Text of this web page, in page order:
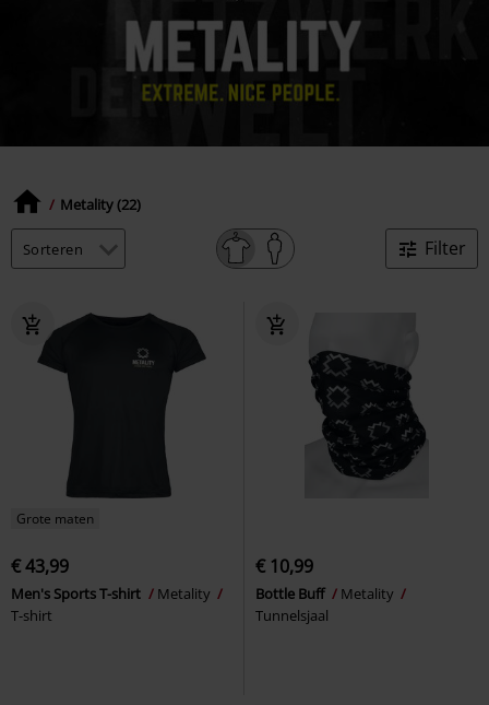
Metality (22)
Filter
Grote maten
€ 43,99
Men's Sports T-shirt
Metality
T-shirt
€ 10,99
Bottle Buff
Metality
Tunnelsjaal